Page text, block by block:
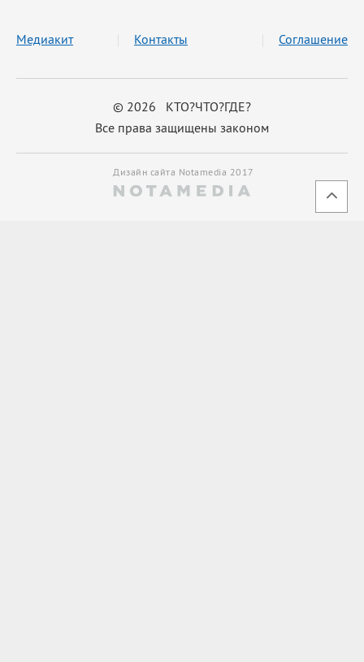
© 2026 КТО?ЧТО?ГДЕ?
Все права защищены законом
Медиакит Контакты Соглашение
Дизайн сайта Notamedia 2017